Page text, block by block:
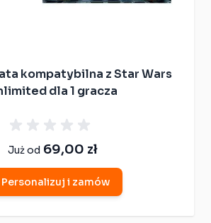
kompatybilna z Star Wars
dla 1 gracza
Już od 69,00 zł
Personalizuj i zamów